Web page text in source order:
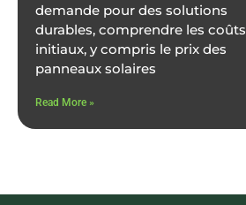
demande pour des solutions
durables, comprendre les coûts
initiaux, y compris le prix des
panneaux solaires
Read More »